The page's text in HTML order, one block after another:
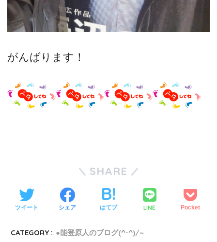
がんばります！
SHARE
ツイート シェア はてブ LINE Pocket
CATEGORY : ●能登原人のブログ(^-^)/~